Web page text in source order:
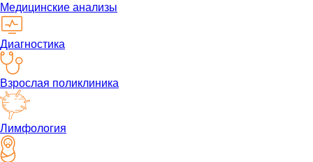
Медицинские анализы
Диагностика
Взрослая поликлиника
Лимфология